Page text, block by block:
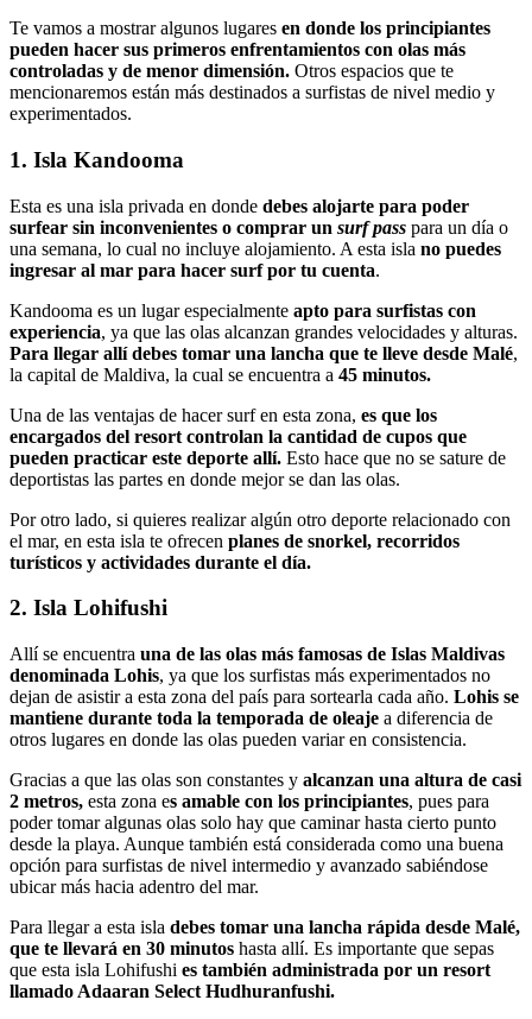
Te vamos a mostrar algunos lugares en donde los principiantes
pueden hacer sus primeros enfrentamientos con olas más
controladas y de menor dimensión. Otros espacios que te
mencionaremos están más destinados a surfistas de nivel medio y
experimentados.
1. Isla Kandooma
Esta es una isla privada en donde debes alojarte para poder
surfear sin inconvenientes o comprar un surf pass para un día o
una semana, lo cual no incluye alojamiento. A esta isla no puedes
ingresar al mar para hacer surf por tu cuenta.
Kandooma es un lugar especialmente apto para surfistas con
experiencia, ya que las olas alcanzan grandes velocidades y alturas.
Para llegar allí debes tomar una lancha que te lleve desde Malé,
la capital de Maldiva, la cual se encuentra a 45 minutos.
Una de las ventajas de hacer surf en esta zona, es que los
encargados del resort controlan la cantidad de cupos que
pueden practicar este deporte allí. Esto hace que no se sature de
deportistas las partes en donde mejor se dan las olas.
Por otro lado, si quieres realizar algún otro deporte relacionado con
el mar, en esta isla te ofrecen planes de snorkel, recorridos
turísticos y actividades durante el día.
2. Isla Lohifushi
Allí se encuentra una de las olas más famosas de Islas Maldivas
denominada Lohis, ya que los surfistas más experimentados no
dejan de asistir a esta zona del país para sortearla cada año. Lohis se
mantiene durante toda la temporada de oleaje a diferencia de
otros lugares en donde las olas pueden variar en consistencia.
Gracias a que las olas son constantes y alcanzan una altura de casi
2 metros, esta zona es amable con los principiantes, pues para
poder tomar algunas olas solo hay que caminar hasta cierto punto
desde la playa. Aunque también está considerada como una buena
opción para surfistas de nivel intermedio y avanzado sabiéndose
ubicar más hacia adentro del mar.
Para llegar a esta isla debes tomar una lancha rápida desde Malé,
que te llevará en 30 minutos hasta allí. Es importante que sepas
que esta isla Lohifushi es también administrada por un resort
llamado Adaaran Select Hudhuranfushi.